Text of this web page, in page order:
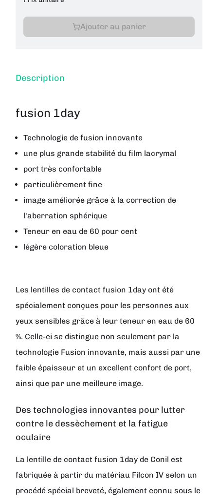
Ajouter au panier
Description
fusion 1day
Technologie de fusion innovante
une plus grande stabilité du film lacrymal
port très confortable
particulièrement fine
image améliorée grâce à la correction de
l'aberration sphérique
Teneur en eau de 60 pour cent
légère coloration bleue
Les lentilles de contact fusion 1day ont été
spécialement conçues pour les personnes aux
yeux sensibles grâce à leur teneur en eau de 60
%. Celle-ci se distingue non seulement par la
technologie Fusion innovante, mais aussi par une
faible épaisseur et un excellent confort de port,
ainsi que par une meilleure image.
Des technologies innovantes pour lutter
contre le dessèchement et la fatigue
oculaire
La lentille de contact fusion 1day de Conil est
fabriquée à partir du matériau Filcon IV selon un
procédé spécial breveté, également connu sous le